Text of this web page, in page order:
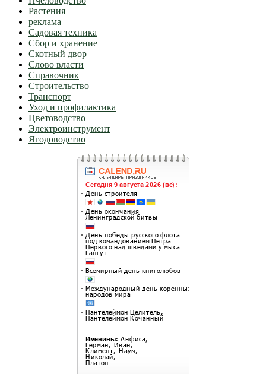
Растения
реклама
Садовая техника
Сбор и хранение
Скотный двор
Слово власти
Справочник
Строительство
Транспорт
Уход и профилактика
Цветоводство
Электроинструмент
Ягодоводство